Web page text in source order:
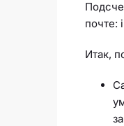
почте:
Итак,